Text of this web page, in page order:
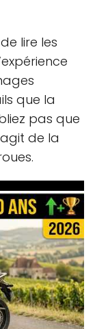
lire les
que la
pas que
de la